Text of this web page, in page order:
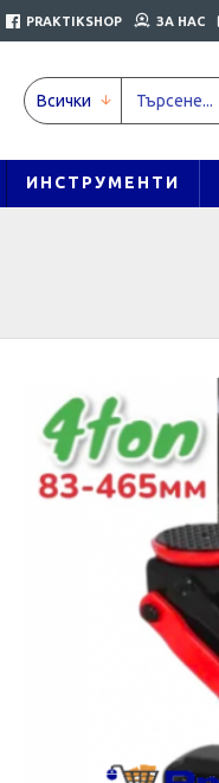
PRAKTIKSHOP ЗА НАС
Всички
ИНСТРУМЕНТИ